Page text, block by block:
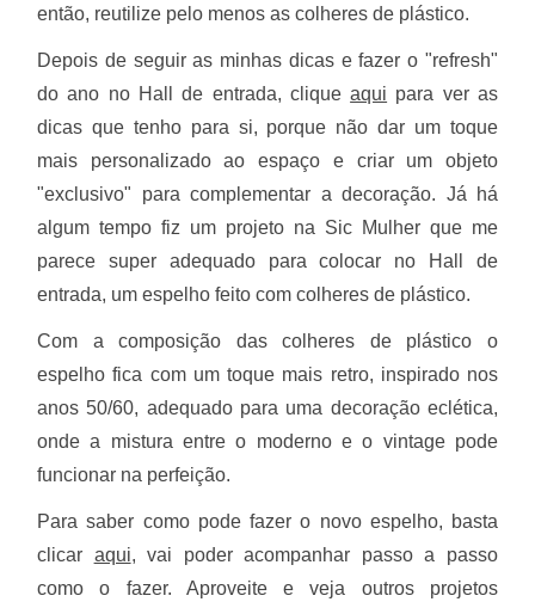
então, reutilize pelo menos as colheres de plástico.
Depois de seguir as minhas dicas e fazer o "refresh"
do ano no Hall de entrada, cliqueaqui para ver as
dicas que tenho para si, porque não dar um toque
mais personalizado ao espaço e criar um objeto
"exclusivo" para complementar a decoração. Já há
algum tempo fiz um projeto na Sic Mulher que me
parece super adequado para colocar no Hall de
entrada, um espelho feito com colheres de plástico.
Com a composição das colheres de plástico o
espelho fica com um toque mais retro, inspirado nos
anos 50/60, adequado para uma decoração eclética,
onde a mistura entre o moderno e o vintage pode
funcionar na perfeição.
Para saber como pode fazer o novo espelho, basta
clicar aqui, vai poder acompanhar passo a passo
como o fazer. Aproveite e veja outros projetos